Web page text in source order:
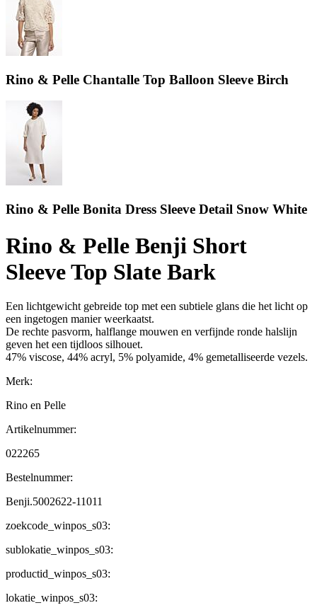
Rino & Pelle Chantalle Top Balloon Sleeve Birch
Rino & Pelle Bonita Dress Sleeve Detail Snow White
Rino & Pelle Benji Short
Sleeve Top Slate Bark
Een lichtgewicht gebreide top met een subtiele glans die het licht op
een ingetogen manier weerkaatst.
De rechte pasvorm, halflange mouwen en verfijnde ronde halslijn
geven het een tijdloos silhouet.
47% viscose, 44% acryl, 5% polyamide, 4% gemetalliseerde vezels.
Merk:
Rino en Pelle
Artikelnummer:
022265
Bestelnummer:
Benji.5002622-11011
zoekcode_winpos_s03:
sublokatie_winpos_s03:
productid_winpos_s03:
lokatie_winpos_s03: